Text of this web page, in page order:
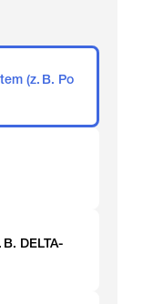
(z. B. Po
DELTA-